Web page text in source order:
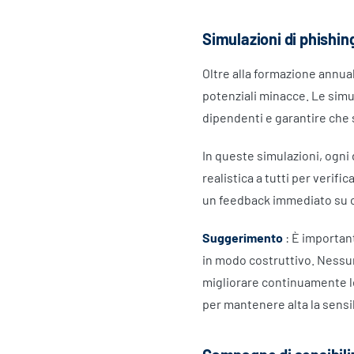
Simulazioni di
Oltre alla formazione
potenziali minacce. Le
dipendenti e garantire che
In queste simulazioni, ogni
realistica a tutti per
un feedback immediato su
Suggerimento : È
in modo costruttivo.
migliorare continuamente
per mantenere alta la